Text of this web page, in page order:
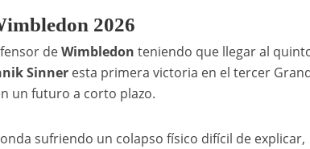
2026
deWimbledon teniendo que llegar al
Sinneresta primera victoria en el tercer
un futuro a corto plazo.
sufriendo un colapso físico difícil de explicar,